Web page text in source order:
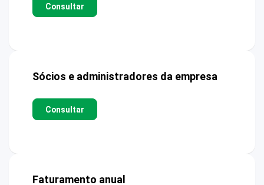
Consultar
Sócios e administradores da empresa
Consultar
Faturamento anual